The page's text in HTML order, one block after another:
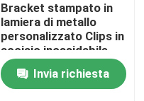
Bracket stampato in
lamiera di metallo
personalizzato Clips in
acciaio inossidabile
piegato di precisione
OEM per il montaggio
di hardware per uso
Invia richiesta